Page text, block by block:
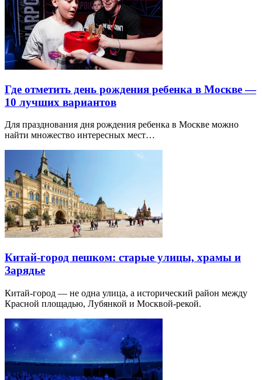
Где отметить день рождения ребенка в Москве —
10 лучших вариантов
Для празднования дня рождения ребенка в Москве можно
найти множество интересных мест…
Китай-город пешком: старые улицы, храмы и
Зарядье
Китай-город — не одна улица, а исторический район между
Красной площадью, Лубянкой и Москвой-рекой.